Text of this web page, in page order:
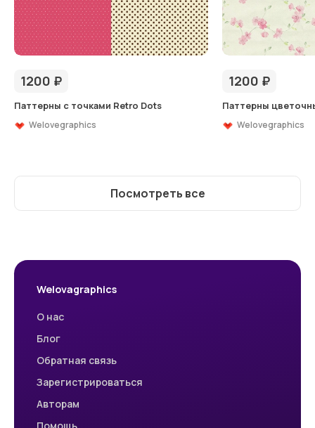
1200 ₽
Паттерны с точками Retro Dots
Welovegraphics
1200 ₽
Паттерны
Welovegraphics
Посмотреть все
Welovagraphics
О нас
Блог
Обратная связь
Зарегистрироваться
Авторам